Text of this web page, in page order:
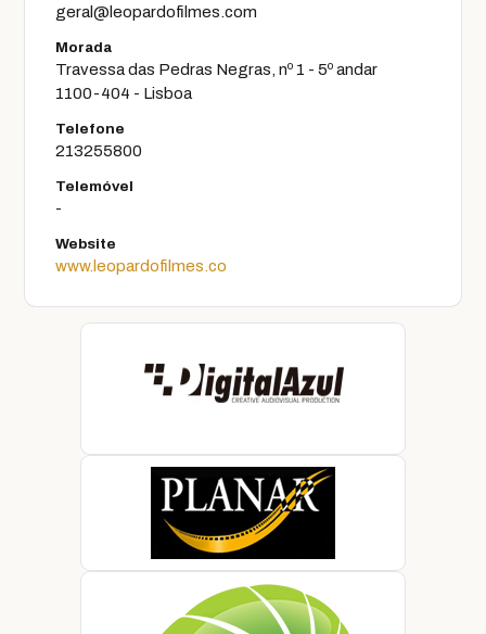
geral@leopardofilmes.com
Morada
Travessa das Pedras Negras, nº 1 - 5º andar
1100-404 - Lisboa
Telefone
213255800
Telemóvel
-
Website
www.leopardofilmes.co